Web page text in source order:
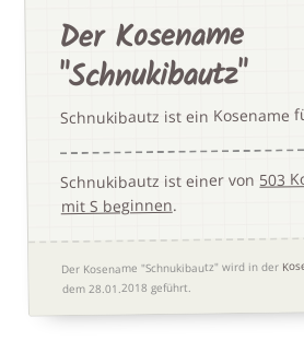
Der Kosename
"Schnukibautz"
Schnukibautz ist ein Kosename
Schnukibautz ist einer von 503
mit S beginnen.
Der Kosename "Schnukibautz" wird in der
dem 28.01.2018 geführt.